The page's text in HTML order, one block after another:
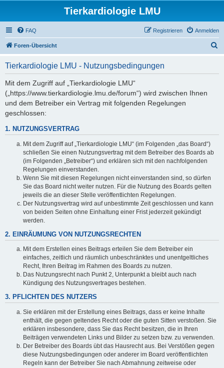
Tierkardiologie LMU
FAQ Anmelden
Registrieren
Foren-Übersicht
Tierkardiologie LMU - Nutzungsbedingungen
Mit dem Zugriff auf „Tierkardiologie LMU“
(„https://www.tierkardiologie.lmu.de/forum“) wird zwischen Ihnen
und dem Betreiber ein Vertrag mit folgenden Regelungen
geschlossen:
1. NUTZUNGSVERTRAG
Mit dem Zugriff auf „Tierkardiologie LMU“ (im Folgenden „das Board“)
schließen Sie einen Nutzungsvertrag mit dem Betreiber des Boards ab
(im Folgenden „Betreiber“) und erklären sich mit den nachfolgenden
Regelungen einverstanden.
Wenn Sie mit diesen Regelungen nicht einverstanden sind, so dürfen
Sie das Board nicht weiter nutzen. Für die Nutzung des Boards gelten
jeweils die an dieser Stelle veröffentlichten Regelungen.
Der Nutzungsvertrag wird auf unbestimmte Zeit geschlossen und kann
von beiden Seiten ohne Einhaltung einer Frist jederzeit gekündigt
werden.
2. EINRÄUMUNG VON NUTZUNGSRECHTEN
Mit dem Erstellen eines Beitrags erteilen Sie dem Betreiber ein
einfaches, zeitlich und räumlich unbeschränktes und unentgeltliches
Recht, Ihren Beitrag im Rahmen des Boards zu nutzen.
Das Nutzungsrecht nach Punkt 2, Unterpunkt a bleibt auch nach
Kündigung des Nutzungsvertrages bestehen.
3. PFLICHTEN DES NUTZERS
Sie erklären mit der Erstellung eines Beitrags, dass er keine Inhalte
enthält, die gegen geltendes Recht oder die guten Sitten verstoßen. Sie
erklären insbesondere, dass Sie das Recht besitzen, die in Ihren
Beiträgen verwendeten Links und Bilder zu setzen bzw. zu verwenden.
Der Betreiber des Boards übt das Hausrecht aus. Bei Verstößen gegen
diese Nutzungsbedingungen oder anderer im Board veröffentlichten
Regeln kann der Betreiber Sie nach Abmahnung zeitweise oder